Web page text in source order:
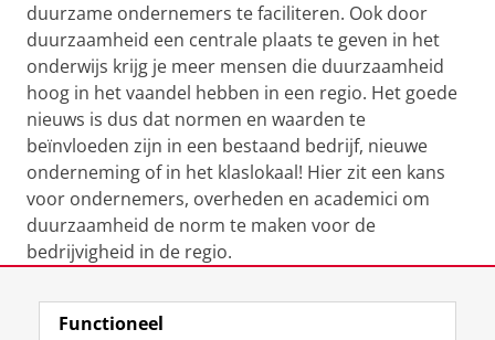
duurzame ondernemers te faciliteren. Ook door
duurzaamheid een centrale plaats te geven in het
onderwijs krijg je meer mensen die duurzaamheid
hoog in het vaandel hebben in een regio. Het goede
nieuws is dus dat normen en waarden te
beïnvloeden zijn in een bestaand bedrijf, nieuwe
onderneming of in het klaslokaal! Hier zit een kans
voor ondernemers, overheden en academici om
duurzaamheid de norm te maken voor de
bedrijvigheid in de regio.
Laatst gewijzigd: 25 november 2021 15:40
Functioneel